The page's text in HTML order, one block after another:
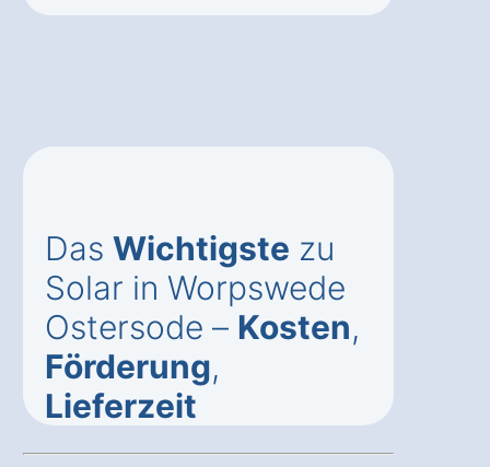
Das Wichtigste zu
Solar in Worpswede
Ostersode – Kosten,
Förderung,
Lieferzeit